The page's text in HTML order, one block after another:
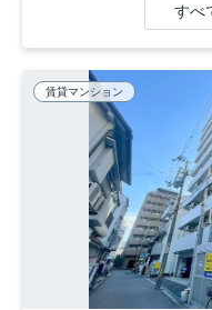
すべ
賃貸マンション